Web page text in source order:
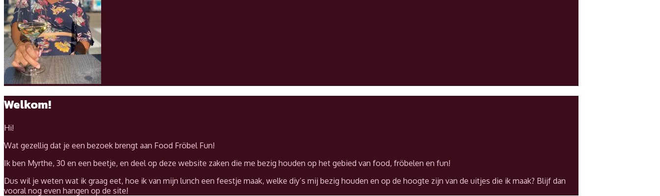
Welkom!
Hi!
Wat gezellig dat je een bezoek brengt aan Food Fröbel Fun!
Ik ben Myrthe, 30 en een beetje, en deel op deze website zaken die me bezig houden op het gebied van food, fröbelen en fun!
Dus wil je weten wat ik graag eet, hoe ik van mijn lunch een feestje maak, welke diy’s mij bezig houden en op de hoogte zijn van de uitjes die ik maak? Blijf dan
vooral nog even hangen op de site!